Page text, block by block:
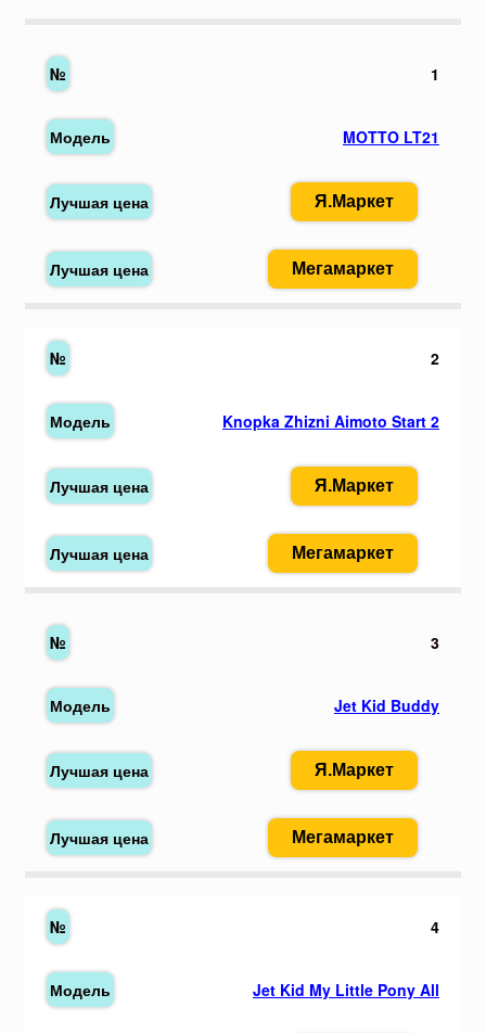
1
MOTTO LT21
Я.Маркет
Мегамаркет
2
Knopka Zhizni Aimoto Start 2
Я.Маркет
Мегамаркет
3
Jet Kid Buddy
Я.Маркет
Мегамаркет
4
Jet Kid My Little Pony All